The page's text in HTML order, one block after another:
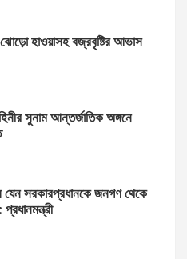
হাওয়াসহ বজ্রবৃষ্টির আভাস
সুনাম আন্তর্জাতিক অঙ্গনে
সরকারপ্রধানকে জনগণ থেকে